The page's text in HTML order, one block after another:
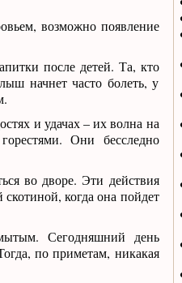
возможно появление
после детей. Та, кто
начнет часто болеть, у
и удачах – их волна на
Они бесследно
во дворе. Эти действия
когда она пойдет
Сегодняшний день
по приметам, никакая